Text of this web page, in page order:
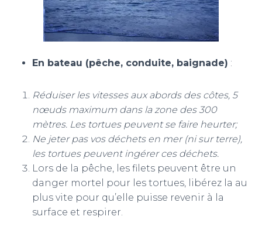
En bateau (pêche, conduite, baignade) :
Réduiser les vitesses aux abords des côtes, 5
nœuds maximum dans la zone des 300
mètres. Les tortues peuvent se faire heurter;
Ne jeter pas vos déchets en mer (ni sur terre),
les tortues peuvent ingérer ces déchets.
Lors de la pêche, les filets peuvent être un
danger mortel pour les tortues, libérez la au
plus vite pour qu’elle puisse revenir à la
surface et respirer.